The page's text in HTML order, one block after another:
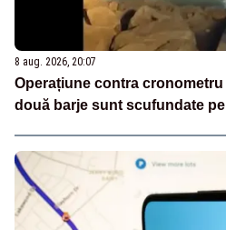
8 aug. 2026, 20:07
Operațiune contra
două barje sunt scufundate